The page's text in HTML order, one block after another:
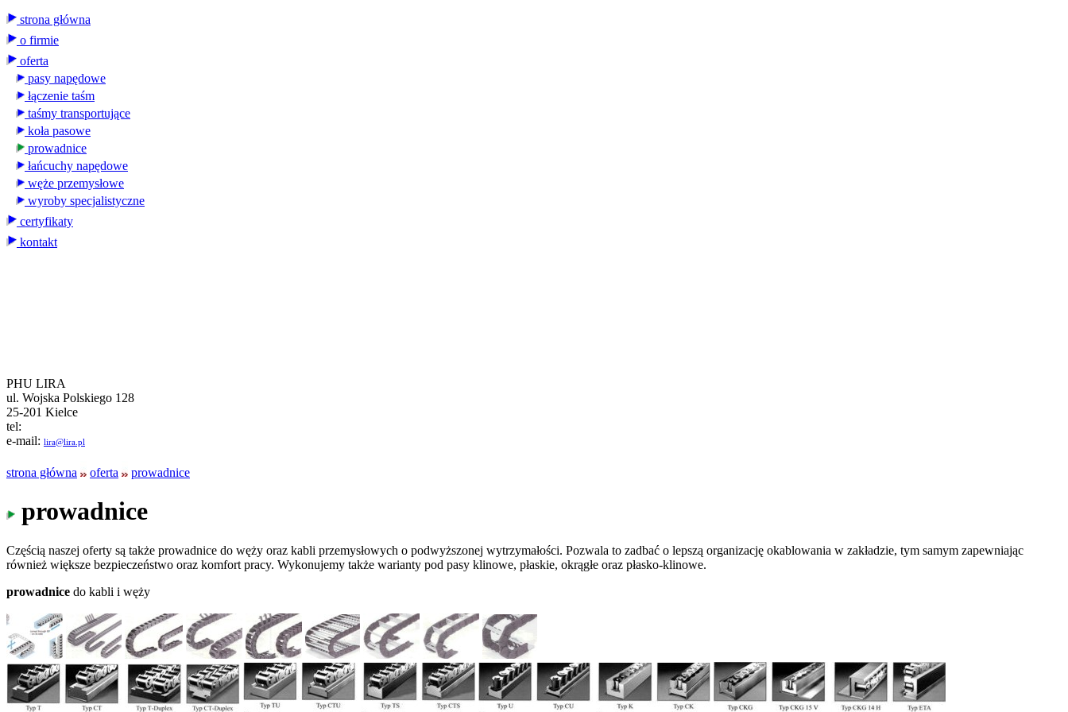
strona główna
o firmie
oferta
pasy napędowe
łączenie taśm
taśmy transportujące
koła pasowe
prowadnice
łańcuchy napędowe
węże przemysłowe
wyroby specjalistyczne
certyfikaty
kontakt
PHU LIRA
ul. Wojska Polskiego 128
25-201 Kielce
tel:
e-mail: lira@lira.pl
strona główna oferta prowadnice
prowadnice
Częścią naszej oferty są także prowadnice do węży oraz kabli przemysłowych o podwyższonej wytrzymałości. Pozwala to zadbać o lepszą organizację okablowania w zakładzie, tym samym zapewniając
również większe bezpieczeństwo oraz komfort pracy. Wykonujemy także warianty pod pasy klinowe, płaskie, okrągłe oraz płasko-klinowe.
prowadnice do kabli i węży